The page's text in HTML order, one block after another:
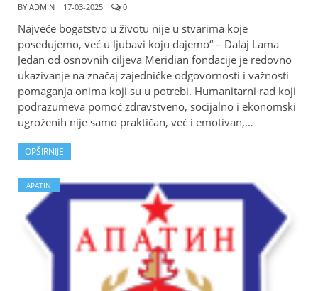
BY ADMIN 17-03-2025 0
Najveće bogatstvo u životu nije u stvarima koje
posedujemo, već u ljubavi koju dajemo“ – Dalaj Lama
Jedan od osnovnih ciljeva Meridian fondacije je redovno
ukazivanje na značaj zajedničke odgovornosti i važnosti
pomaganja onima koji su u potrebi. Humanitarni rad koji
podrazumeva pomoć zdravstveno, socijalno i ekonomski
ugroženih nije samo praktičan, već i emotivan,…
OPŠIRNIJE
APATIN